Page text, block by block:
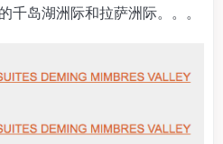
千岛湖洲际和拉萨洲际。。。